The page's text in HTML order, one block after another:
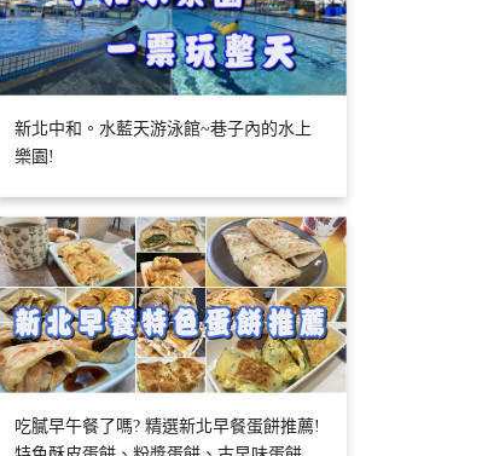
新北中和。水藍天游泳館~巷子內的水上
樂園!
吃膩早午餐了嗎? 精選新北早餐蛋餅推薦!